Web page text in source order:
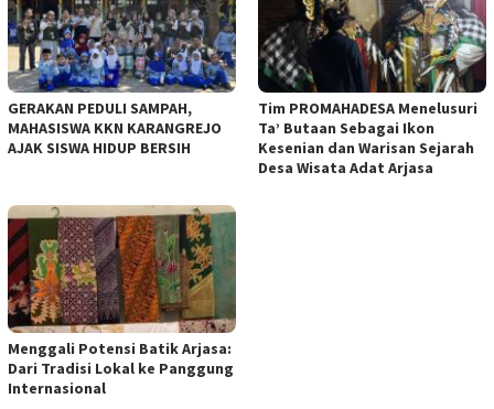
GERAKAN PEDULI SAMPAH,
MAHASISWA KKN KARANGREJO
AJAK SISWA HIDUP BERSIH
Tim PROMAHADESA Menelusuri
Ta’ Butaan Sebagai Ikon
Kesenian dan Warisan Sejarah
Desa Wisata Adat Arjasa
Menggali Potensi Batik Arjasa:
Dari Tradisi Lokal ke Panggung
Internasional